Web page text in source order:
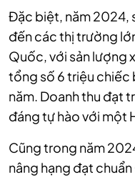
Đặc biệt, năm 2024,
đến các thị trường
Quốc, với sản lượng
tổng số 6 triệu chiếc
năm. Doanh thu đạt
đáng tự hào với một
Cũng trong năm
nâng hạng đạt